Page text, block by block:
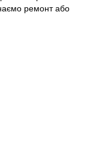
ремонт або